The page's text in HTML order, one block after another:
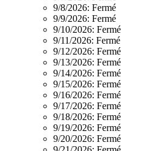
9/8/2026: Fermé
9/9/2026: Fermé
9/10/2026: Fermé
9/11/2026: Fermé
9/12/2026: Fermé
9/13/2026: Fermé
9/14/2026: Fermé
9/15/2026: Fermé
9/16/2026: Fermé
9/17/2026: Fermé
9/18/2026: Fermé
9/19/2026: Fermé
9/20/2026: Fermé